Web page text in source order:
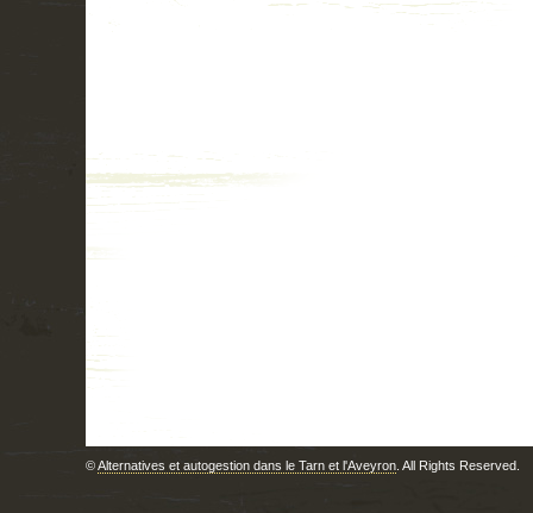
©Alternatives et autogestion dans le Tarn et l'Aveyron . All Rights Reserved.